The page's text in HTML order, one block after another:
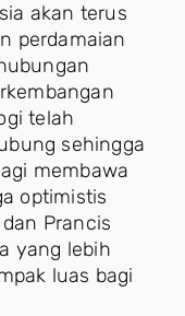
akan terus
perdamaian
telah
sehingga
membawa
optimistis
Prancis
yang lebih
luas bagi